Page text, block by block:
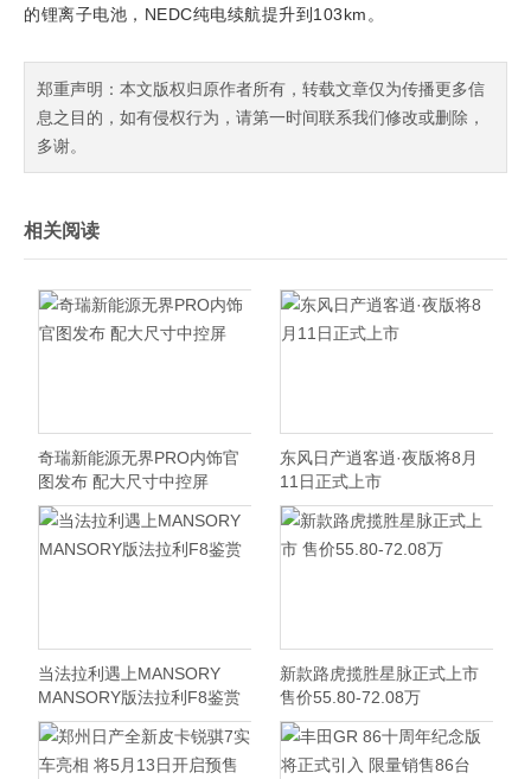
的锂离子电池，NEDC纯电续航提升到103km。
郑重声明：本文版权归原作者所有，转载文章仅为传播更多信
息之目的，如有侵权行为，请第一时间联系我们修改或删除，
多谢。
相关阅读
奇瑞新能源无界PRO内饰官
图发布 配大尺寸中控屏
东风日产逍客逍·夜版将8月
11日正式上市
当法拉利遇上MANSORY
MANSORY版法拉利F8鉴赏
新款路虎揽胜星脉正式上市
售价55.80-72.08万